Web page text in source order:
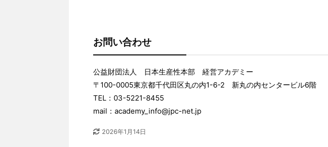
お問い合わせ
公益財団法人 日本生産性本部 経営アカデミー
〒100-0005東京都千代田区丸の内1-6-2 新丸の内センタービル6階
TEL：03-5221-8455
mail：academy_info@jpc-net.jp
2026年1月14日